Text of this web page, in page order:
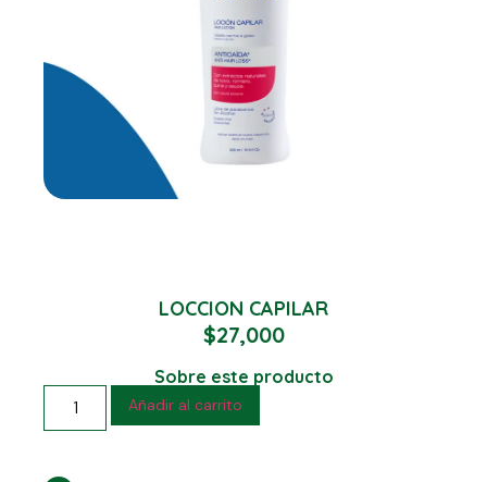
LOCCION CAPILAR
$27,000
Sobre este producto
Añadir al carrito